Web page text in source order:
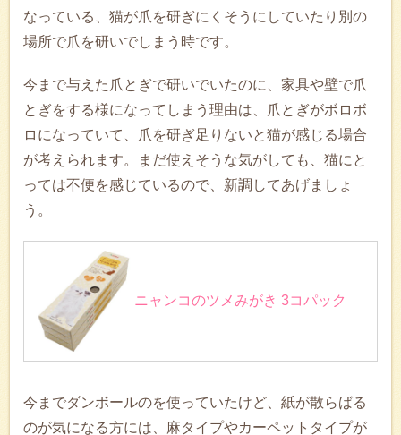
なっている、猫が爪を研ぎにくそうにしていたり別の
場所で爪を研いでしまう時です。
今まで与えた爪とぎで研いでいたのに、家具や壁で爪
とぎをする様になってしまう理由は、爪とぎがボロボ
ロになっていて、爪を研ぎ足りないと猫が感じる場合
が考えられます。まだ使えそうな気がしても、猫にと
っては不便を感じているので、新調してあげましょ
う。
ニャンコのツメみがき 3コパック
今までダンボールのを使っていたけど、紙が散らばる
のが気になる方には、麻タイプやカーペットタイプが